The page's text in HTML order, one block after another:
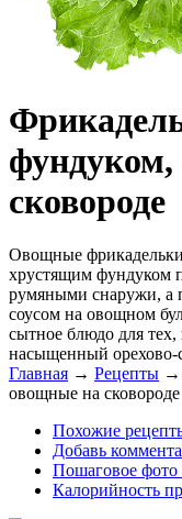
сковороде
Овощные
хрустящим фундуком
румяными снаружи, а
соусом на овощном
сытное блюдо для
насыщенный орехово-
Главная → Рецепты →
овощные на сковороде
Похожие
Добавь
Пошаговое фото
Калорийность